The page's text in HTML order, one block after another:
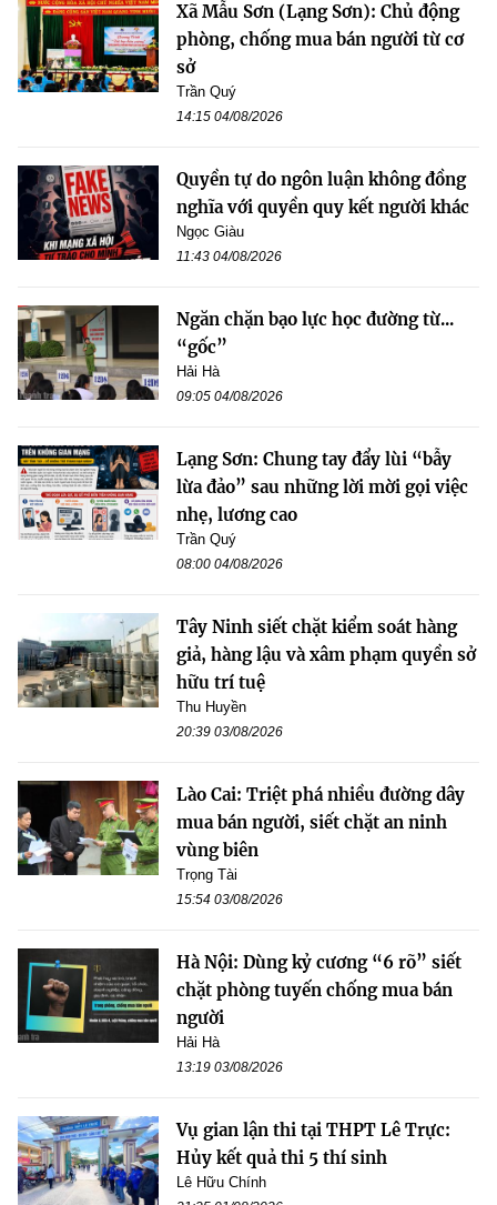
Xã Mẫu Sơn (Lạng Sơn): Chủ động
phòng, chống mua bán người từ cơ
sở
Trần Quý
14:15 04/08/2026
Quyền tự do ngôn luận không đồng
nghĩa với quyền quy kết người khác
Ngọc Giàu
11:43 04/08/2026
Ngăn chặn bạo lực học đường từ...
“gốc”
Hải Hà
09:05 04/08/2026
Lạng Sơn: Chung tay đẩy lùi “bẫy
lừa đảo” sau những lời mời gọi việc
nhẹ, lương cao
Trần Quý
08:00 04/08/2026
Tây Ninh siết chặt kiểm soát hàng
giả, hàng lậu và xâm phạm quyền sở
hữu trí tuệ
Thu Huyền
20:39 03/08/2026
Lào Cai: Triệt phá nhiều đường dây
mua bán người, siết chặt an ninh
vùng biên
Trọng Tài
15:54 03/08/2026
Hà Nội: Dùng kỷ cương “6 rõ” siết
chặt phòng tuyến chống mua bán
người
Hải Hà
13:19 03/08/2026
Vụ gian lận thi tại THPT Lê Trực:
Hủy kết quả thi 5 thí sinh
Lê Hữu Chính